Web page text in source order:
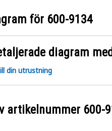
för 600-9134
diagram
din utrustning
artikelnummer 600-